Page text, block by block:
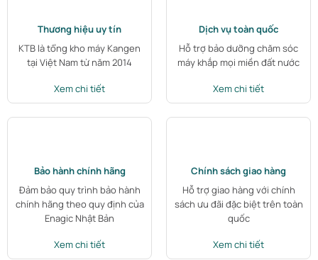
Thương hiệu uy tín
KTB là tổng kho máy Kangen
tại Việt Nam từ năm 2014
Xem chi tiết
Dịch vụ toàn quốc
Hỗ trợ bảo dưỡng chăm sóc
máy khắp mọi miền đất nước
Xem chi tiết
Bảo hành chính hãng
Đảm bảo quy trình bảo hành
chính hãng theo quy định của
Enagic Nhật Bản
Xem chi tiết
Chính sách giao hàng
Hỗ trợ giao hàng với chính
sách ưu đãi đặc biệt trên toàn
quốc
Xem chi tiết